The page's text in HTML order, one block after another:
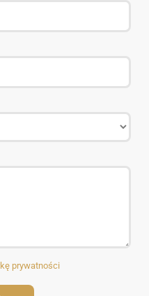
prywatności